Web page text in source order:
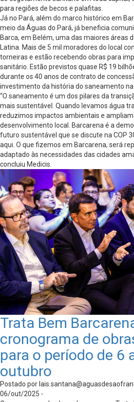
para regiões de becos e palafitas.
Já no Pará, além do marco histórico em
meio da Águas do Pará, já beneficia
Barca, em Belém, uma das maiores áreas
Latina. Mais de 5 mil moradores do local
torneiras e estão recebendo obras para
sanitário. Estão previstos quase R$ 19
durante os 40 anos de contrato de
investimento da história do saneamento na
“O saneamento é um dos pilares da
mais sustentável. Quando levamos água
reduzimos impactos ambientais e
desenvolvimento local. Barcarena é a
futuro sustentável que se discute na COP
aqui. O que fizemos em Barcarena, será
adaptado às necessidades das cidades
concluiu Medicis.
Trata Bem
cronograma de
para o período de 6
outubro
Postado por
06/out/2025 -